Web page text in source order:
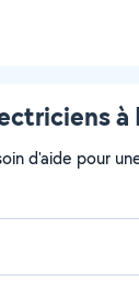
d'aide pour